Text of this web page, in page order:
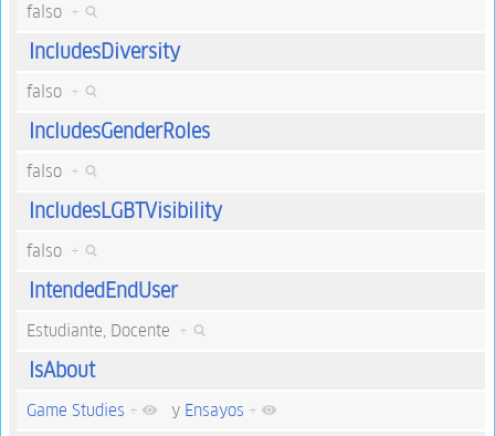
falso +
IncludesDiversity
falso +
IncludesGenderRoles
falso +
IncludesLGBTVisibility
falso +
IntendedEndUser
Estudiante, Docente +
IsAbout
Game Studies + y Ensayos +